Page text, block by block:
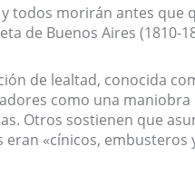
todos morirán antes que
de Buenos Aires (1810-
de lealtad, conocida
como una
Otros sostienen que
«cínicos, embusteros